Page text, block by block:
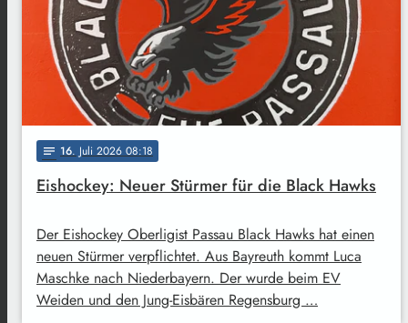
notes 16. Juli 2026 08:18
Eishockey: Neuer Stürmer für die Black Hawks
Der Eishockey Oberligist Passau Black Hawks hat einen
neuen Stürmer verpflichtet. Aus Bayreuth kommt Luca
Maschke nach Niederbayern. Der wurde beim EV
Weiden und den Jung-Eisbären Regensburg …